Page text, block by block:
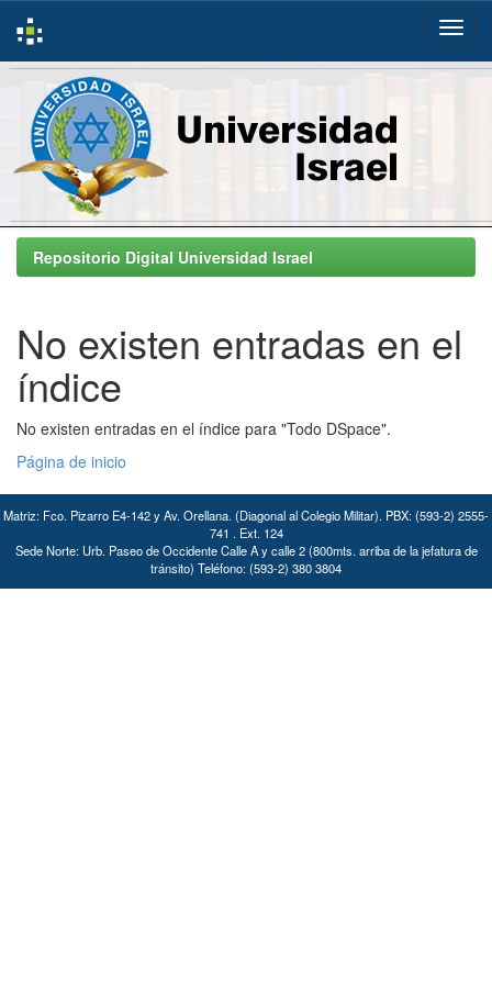
Skip
navigationRepositorio Digital Universidad Israel
No existen entradas en el
índice
No existen entradas en el índice para "Todo DSpace".
Página de inicio
Matriz: Fco. Pizarro E4-142 y Av. Orellana. (Diagonal al Colegio Militar). PBX: (593-2) 2555-
741 . Ext. 124
Sede Norte: Urb. Paseo de Occidente Calle A y calle 2 (800mts. arriba de la jefatura de
tránsito) Teléfono: (593-2) 380 3804